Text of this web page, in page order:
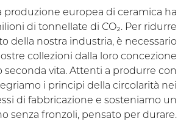
produzione europea di ceramica ha
di tonnellate di CO₂. Per ridurre
della nostra industria, è necessario
collezioni dalla loro concezione
seconda vita. Attenti a produrre con
i principi della circolarità nei
di fabbricazione e sosteniamo un
senza fronzoli, pensato per durare.